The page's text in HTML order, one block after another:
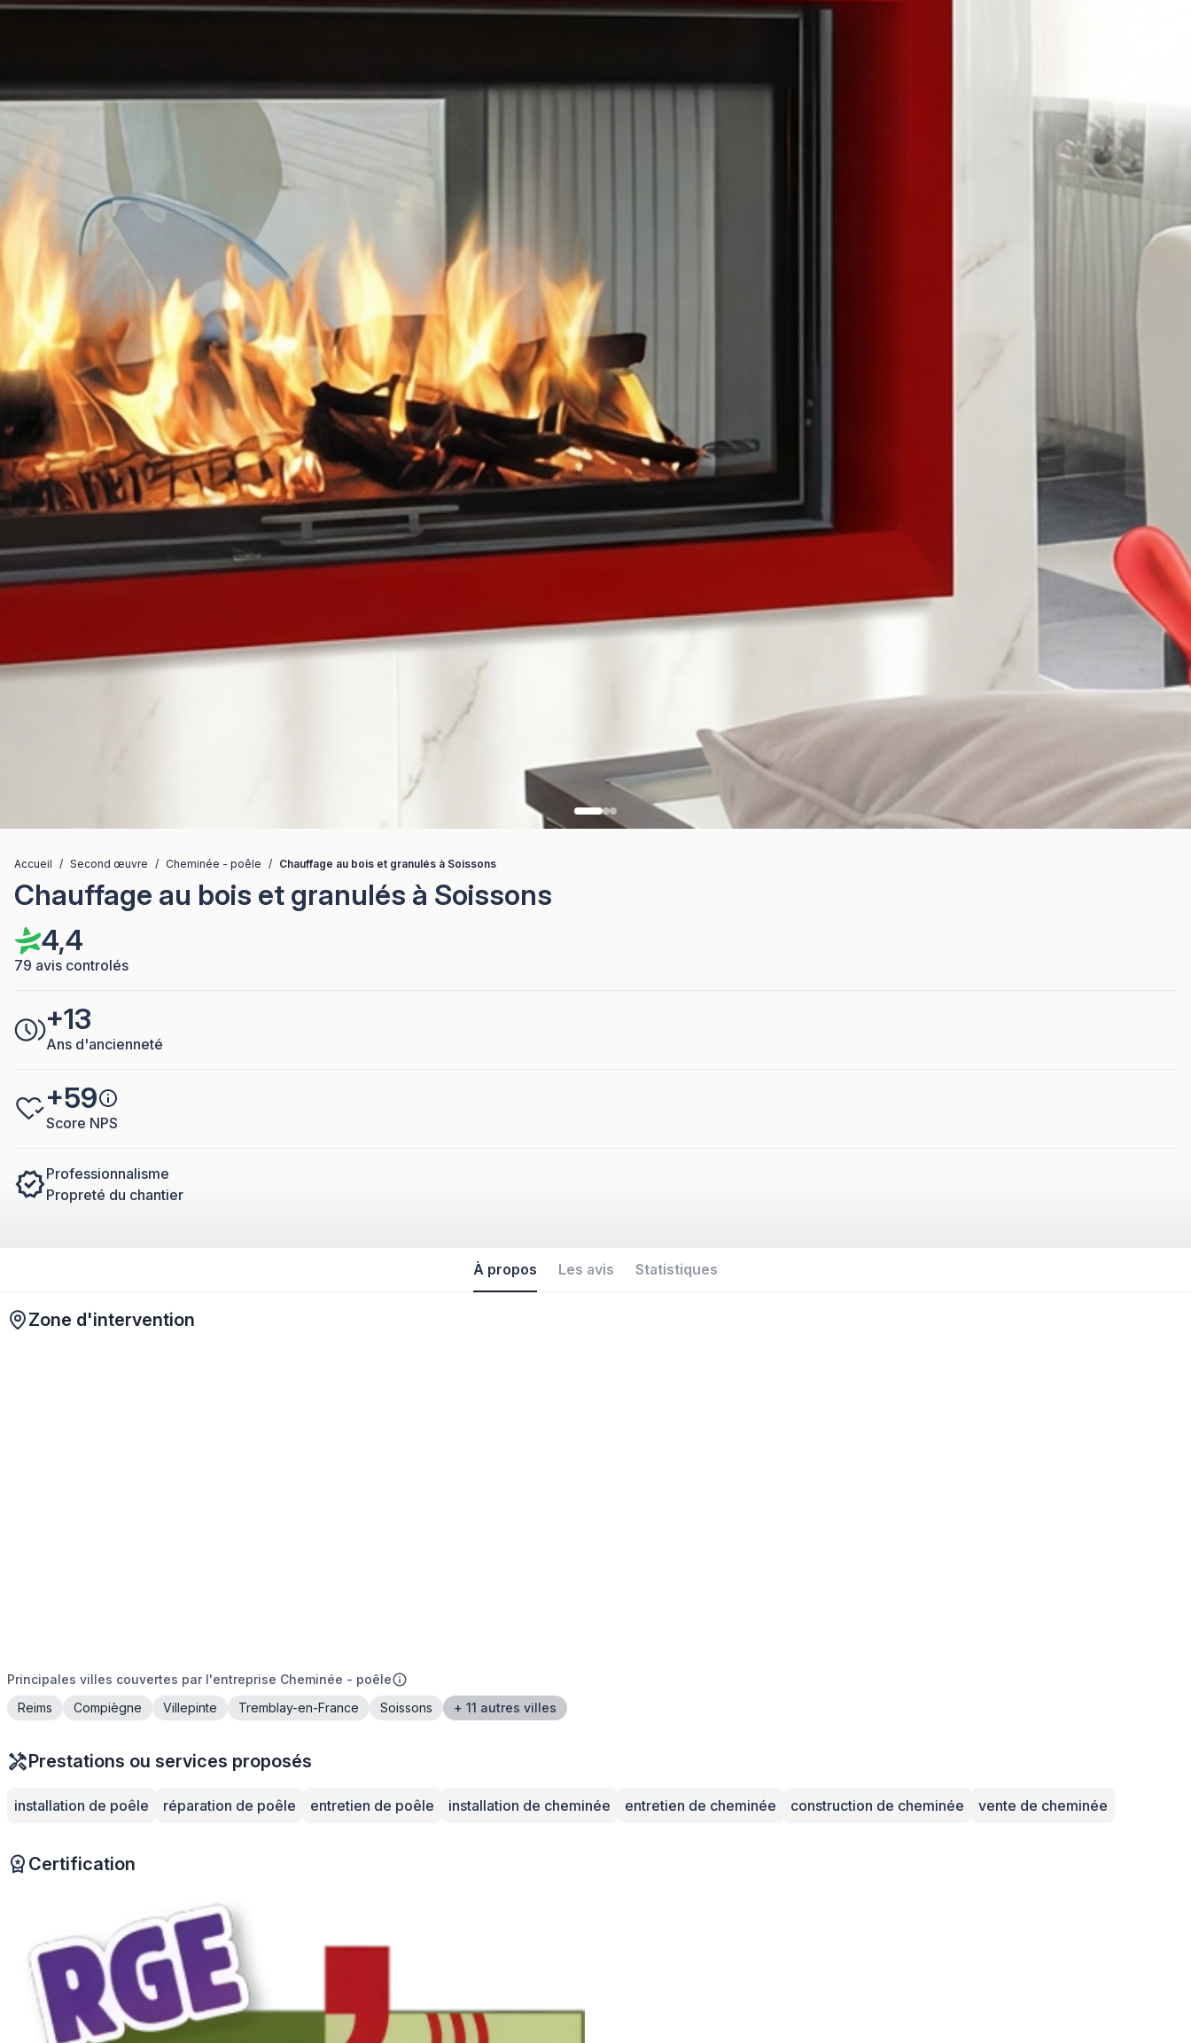
Accueil / Second œuvre / Cheminée - poêle / Chauffage au bois et granulés à Soissons
Chauffage au bois et granulés à Soissons
4,4
79 avis controlés
+13
Ans d'ancienneté
+59
Score NPS
Professionnalisme
Propreté du chantier
À propos Les avis Statistiques
Zone d'intervention
Principales villes couvertes par l'entreprise Cheminée - poêle
Reims
Compiègne Villepinte Tremblay-en-France Soissons + 11 autres villes
Prestations ou services proposés
installation de poêle réparation de poêle entretien de poêle installation de cheminée entretien de cheminée construction de cheminée vente de cheminée
Certification